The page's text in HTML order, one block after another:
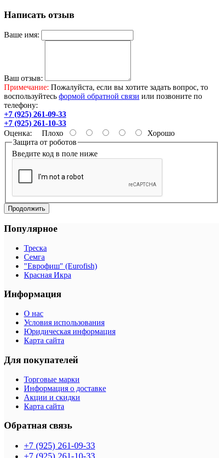
Написать отзыв
Ваше имя:
Ваш отзыв:
Примечание: Пожалуйста, если вы хотите задать вопрос, то
воспользуйтесь формой обратной связи или позвоните по
телефону:
+7 (925) 261-09-33
+7 (925) 261-10-33
Оценка: Плохо
Хорошо
Защита от роботов
Введите код в поле ниже
Продолжить
Популярное
Треска
Семга
"Еврофиш" (Eurofish)
Красная Икра
Информация
О нас
Условия использования
Юридическая информация
Карта сайта
Для покупателей
Торговые марки
Информация о доставке
Акции и скидки
Карта сайта
Обратная связь
+7 (925) 261-09-33